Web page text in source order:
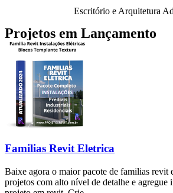
Escritório e Arquitetura
Projetos em Lançamento
Familias Revit Eletrica
Baixe agora o maior pacote de familias revit
projetos com alto nível de detalhe e agregue